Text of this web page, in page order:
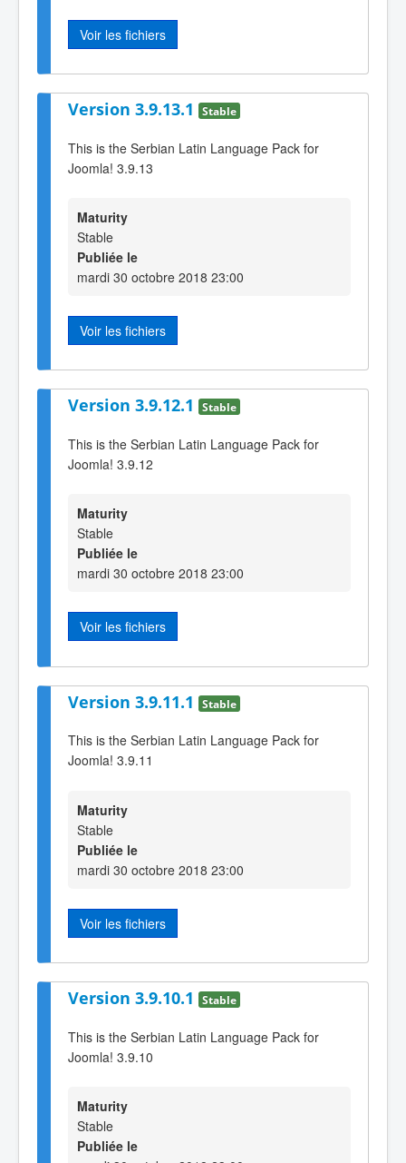
Voir les fichiers
Version 3.9.13.1 Stable
This is the Serbian Latin Language Pack for
Joomla! 3.9.13
Maturity
Stable
Publiée le
mardi 30 octobre 2018 23:00
Voir les fichiers
Version 3.9.12.1 Stable
This is the Serbian Latin Language Pack for
Joomla! 3.9.12
Maturity
Stable
Publiée le
mardi 30 octobre 2018 23:00
Voir les fichiers
Version 3.9.11.1 Stable
This is the Serbian Latin Language Pack for
Joomla! 3.9.11
Maturity
Stable
Publiée le
mardi 30 octobre 2018 23:00
Voir les fichiers
Version 3.9.10.1 Stable
This is the Serbian Latin Language Pack for
Joomla! 3.9.10
Maturity
Stable
Publiée le